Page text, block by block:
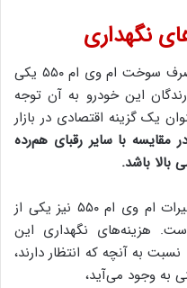
نگهداری
بهتر است در نظر داشته باشید که مصرف سوخت ام وی ام ۵۵۰ یکی
این خودرو به آن توجه
یک گزینه اقتصادی در بازار
با سایر رقبای هم‌رده
بالا باشد.
در این میان، معایب نگهداری و تعمیرات ام وی ام ۵۵۰ نیز یکی از
هزینه‌های نگهداری این
به آنچه که انتظار دارند،
به وجود می‌آید،